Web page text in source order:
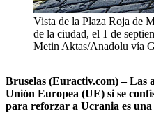
Vista de la Plaza Roja de
de la ciudad, el 1 de
Metin Aktas/Anadolu vía
Bruselas (Euractiv.com) – Las
Unión Europea (UE) si se
para reforzar a Ucrania es una